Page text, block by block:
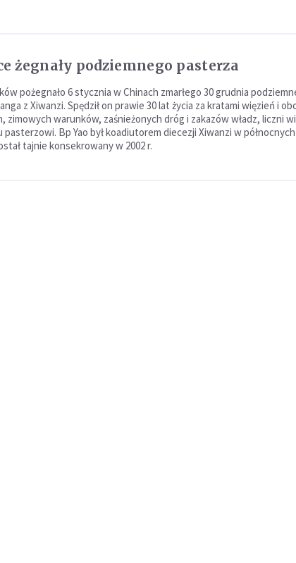
żegnały podziemnego pasterza
pożegnało 6 stycznia w Chinach zmarłego 30 grudnia
z Xiwanzi. Spędził on prawie 30 lat życia za kratami więzień i
zimowych warunków, zaśnieżonych dróg i zakazów władz, liczni
pasterzowi. Bp Yao był koadiutorem diecezji Xiwanzi w północnych
tajnie konsekrowany w 2002 r.